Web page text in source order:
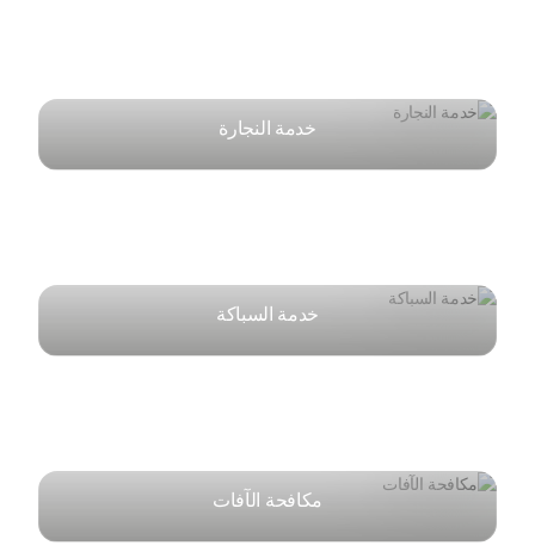
خدمة النجارة
خدمة السباكة
مكافحة الآفات